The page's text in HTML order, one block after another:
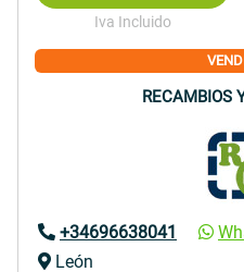
Iva Incluido
RECAMBIOS
+34696638041
León